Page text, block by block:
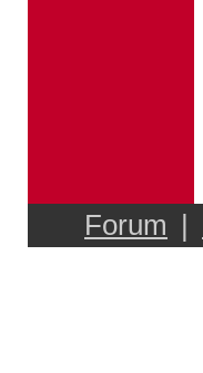
Forum